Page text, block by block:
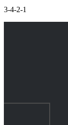
3-4-2-1